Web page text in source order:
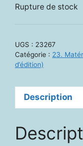
Rupture de stock
UGS : 23267
Catégorie : 23.
d’édition)
Description